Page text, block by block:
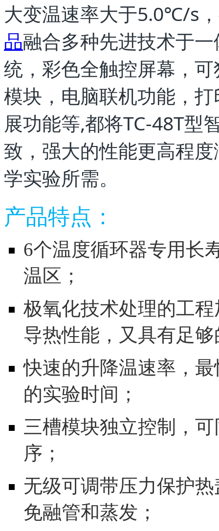
大变温速率大于5.0℃/s
品融合多种先进技术于
统，彩色全触控屏幕，
模块，电脑联机功能，
展功能等,都将TC-48T型
致，强大的性能更高程
学实验所需。
产品特点：
6个温度循环器专用长
温区；
极氧化技术处理的工
导热性能，又具有足
快速的升降温速率，
的实验时间；
三槽模块独立控制，
序；
无级可调带压力保护
免融管和蒸发；